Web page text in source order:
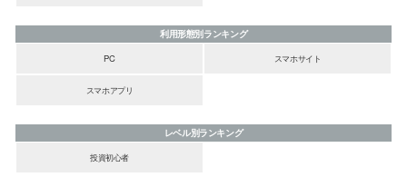
利用形態別ランキング
PC
スマホサイト
スマホアプリ
レベル別ランキング
投資初心者